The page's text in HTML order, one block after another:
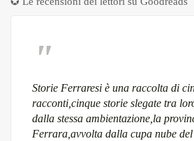
Storie Ferraresi è una raccolta di
racconti,cinque storie slegate tra
dalla stessa ambientazione,la
Ferrara,avvolta dalla cupa nube